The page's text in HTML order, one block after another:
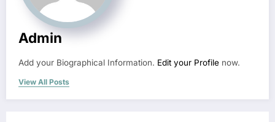
Admin
Add your Biographical Information. Edit your Profile now.
View All Posts